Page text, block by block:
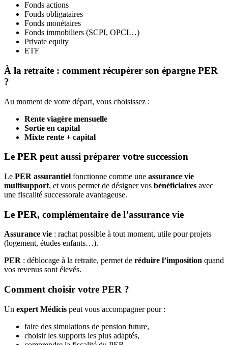
Fonds actions
Fonds obligataires
Fonds monétaires
Fonds immobiliers (SCPI, OPCI…)
Private equity
ETF
À la retraite : comment récupérer son épargne PER
?
Au moment de votre départ, vous choisissez :
Rente viagère mensuelle
Sortie en capital
Mixte rente + capital
Le PER peut aussi préparer votre succession
Le PER assurantiel fonctionne comme une assurance vie
multisupport, et vous permet de désigner vos bénéficiaires avec
une fiscalité successorale avantageuse.
Le PER, complémentaire de l’assurance vie
Assurance vie : rachat possible à tout moment, utile pour projets
(logement, études enfants…).
PER : déblocage à la retraite, permet de réduire l’imposition quand
vos revenus sont élevés.
Comment choisir votre PER ?
Un expert Médicis peut vous accompagner pour :
faire des simulations de pension future,
choisir les supports les plus adaptés,